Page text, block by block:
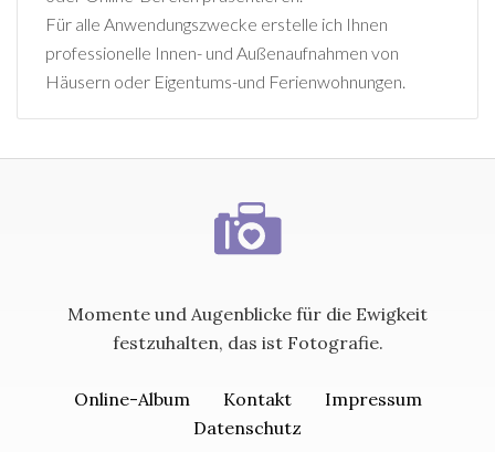
Für alle Anwendungszwecke erstelle ich Ihnen
professionelle Innen- und Außenaufnahmen von
Häusern oder Eigentums-und Ferienwohnungen.
Momente und Augenblicke für die Ewigkeit
festzuhalten, das ist Fotografie.
Online-Album Kontakt
Impressum
Datenschutz